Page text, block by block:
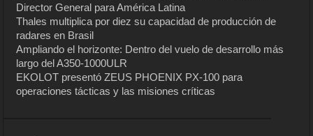
Director General para América Latina
Thales multiplica por diez su capacidad de producción de
radares en Brasil
Ampliando el horizonte: Dentro del vuelo de desarrollo más
largo del A350-1000ULR
EKOLOT presentó ZEUS PHOENIX PX-100 para
operaciones tácticas y las misiones críticas